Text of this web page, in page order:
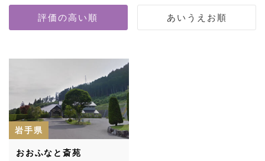
岩手県
おおふなと斎苑